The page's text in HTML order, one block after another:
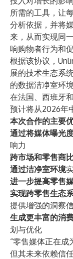
所需的工具，让
分析依据，并将
来，从而实现同
响购物者行为和
根据该协议，
展的技术生态系
的数据洁净室环
在法国、西班牙
预计将从2026年
本次合作的主要
通过将媒体曝光
响力
跨市场和零售商
通过洁净室环境
进一步提高零售
实现跨零售生态
提供增强的洞察
生成更丰富的消
划与优化
“零售媒体正在成
但其未来依赖信